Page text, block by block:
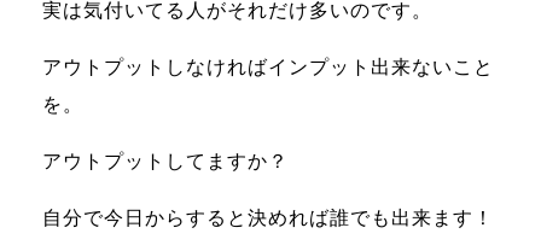
実は気付いてる人がそれだけ多いのです。
アウトプットしなければインプット出来ないこと
を。
アウトプットしてますか？
自分で今日からすると決めれば誰でも出来ます！